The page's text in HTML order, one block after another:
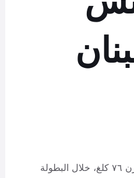
بلدية طرابلس تتقدّم بأحرّ التهاني من البطل الطرابلسي جواد أنس القاري بمناسبة تتويجه بطلاً للبنان في وزن ٧٦ كلغ، خلال البطولة